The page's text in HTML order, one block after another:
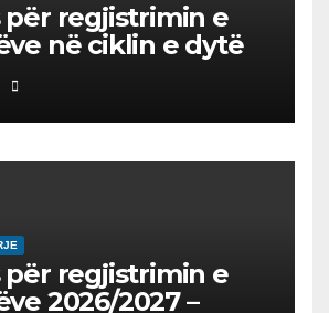
për regjistrimin e
në ciklin e dytë
– Конкурс за
на студенти
студии за
për regjistrimin e
2026/2027 –